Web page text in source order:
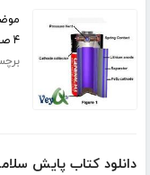
۴ صفحه
دانلود کتاب پایش